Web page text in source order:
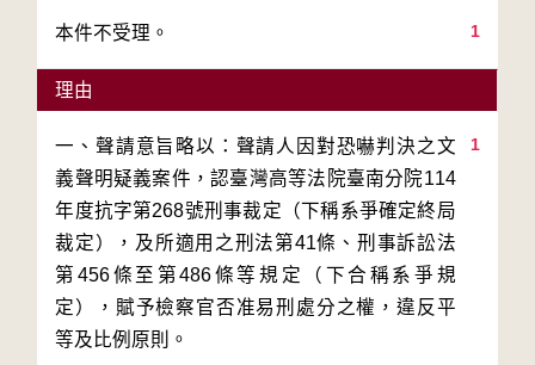
1
本件不受理。
理由
1
一、聲請意旨略以：聲請人因對恐嚇判決之文
義聲明疑義案件，認臺灣高等法院臺南分院114
年度抗字第268號刑事裁定（下稱系爭確定終局
裁定），及所適用之刑法第41條、刑事訴訟法
第456條至第486條等規定（下合稱系爭規
定），賦予檢察官否准易刑處分之權，違反平